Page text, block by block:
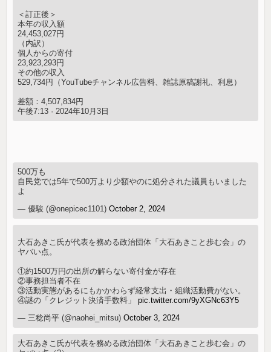
＜訂正後＞
本年の収入額
24,453,027円
（内訳）
個人からの寄付
23,923,293円
その他の収入
529,734円（YouTubeチャンネル広告料、雑誌原稿謝礼、利息）
差額：4,507,834円
午後7:13 · 2024年10月3日
500万も
自民党では5年で500万より少額やのに処分された議員もいました
よ
— 優駿 (@onepicec1101)October 2, 2024
大石あきこ氏が代表を務める政治団体「大石あきこと歩む会」の
ヤバい点。
①約1500万円の出所の解らない寄付金が存在
②事務担当者不在
③活動実態があるにもかかわらず経常支出・組織活動費がない。
④謎の「クレジット決済手数料」pic.twitter.com/9yXGNc63Y5
— 三稔尚平 (@naohei_mitsu)October 3, 2024
大石あきこ氏が代表を務める政治団体「大石あきこと歩む会」の